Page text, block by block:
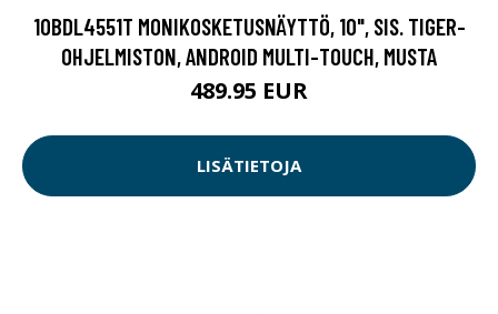
10BDL4551T MONIKOSKETUSNÄYTTÖ, 10", SIS. TIGER-
OHJELMISTON, ANDROID MULTI-TOUCH, MUSTA
489.95 EUR
LISÄTIETOJA